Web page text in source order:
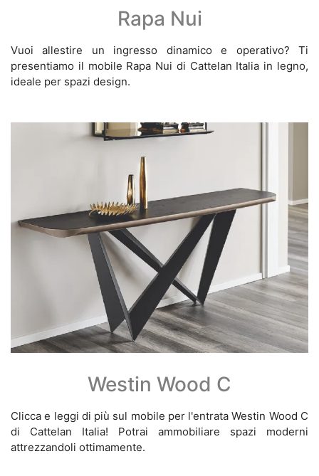
Rapa Nui
Vuoi allestire un ingresso dinamico e operativo? Ti
presentiamo il mobile Rapa Nui di Cattelan Italia in legno,
ideale per spazi design.
Westin Wood C
Clicca e leggi di più sul mobile per l'entrata Westin Wood C
di Cattelan Italia! Potrai ammobiliare spazi moderni
attrezzandoli ottimamente.